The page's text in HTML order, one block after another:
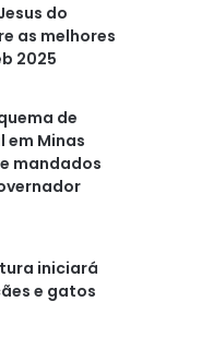
do
as melhores
2025
de
em Minas
mandados
iniciará
e gatos